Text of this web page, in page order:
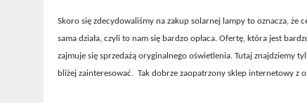
Skoro się zdecydowaliśmy na zakup solarnej lampy to oznacza, że
sama działa, czyli to nam się bardzo opłaca. Ofertę, która jest
zajmuje się sprzedażą oryginalnego oświetlenia. Tutaj znajdziemy
bliżej zainteresować. Tak dobrze zaopatrzony sklep internetowy z